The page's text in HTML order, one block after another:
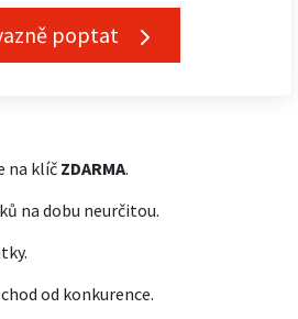
poptat
na klíč ZDARMA.
na dobu neurčitou.
od konkurence.